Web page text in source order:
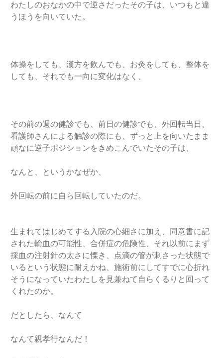
わたしのおなかの中で逆さだったその子は、いつもと違
うほうを向いていた。
体操をしても、漢方を飲んでも、お灸をしても、整体を
しても、それでも一向に変化はなく、
その前の週の健診でも、前日の健診でも、外回転当日、
看護師さんによる触診の際にも、ずっと上を向いたまま
頑なに逆子ポジションをきめこんでいたその子は、
なんと、というかなぜか、
外回転の前に自ら回転していたのだ。
生まれてはじめてする入院の心細さに加え、同意書に記
された輸血の可能性、合併症の危険性、それ以前にまず
採血の注射針の太さに慄き、点滴の管が刺さった状態で
いるという状態に耐えかね、施術前にしてすでに心折れ
そうになっていたわたしを見兼ねて自らくるりと回って
くれたのか。
だとしたら、なんて
なんて親孝行なんだ！